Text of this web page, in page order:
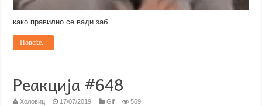
како правилно се вади заб…
Повеќе...
Реакција #648
Холовиц 17/07/2019 Gif 569